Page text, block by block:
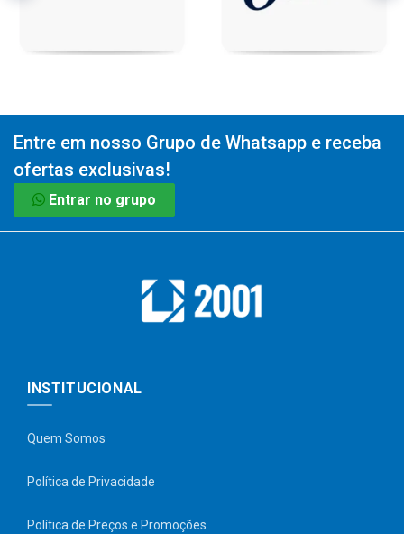
Entre em nosso Grupo de Whatsapp e receba
ofertas exclusivas!
Entrar no grupo
INSTITUCIONAL
Quem Somos
Política de Privacidade
Política de Preços e Promoções